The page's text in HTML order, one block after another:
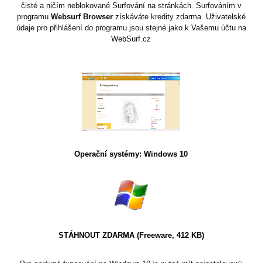
čisté a ničím neblokované Surfování na stránkách. Surfováním v
programu Websurf Browserzískáváte kredity zdarma. Uživatelské
údaje pro přihlášení do programu jsou stejné jako k Vašemu účtu na
WebSurf.cz
Operační systémy: Windows 10
STÁHNOUT ZDARMA (Freeware, 412 KB)